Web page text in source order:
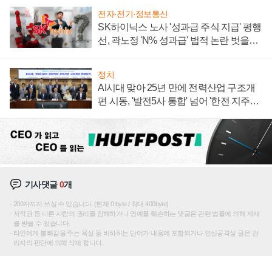
전자·전기·정보통신
SK하이닉스 노사 '성과급 주식 지급' 평행
선, 곽노정 'N% 성과급' 법적 논란 벗을지
정치
AI시대 맞아 25년 만에 전력산업 구조개
편 시동, '발전5사 통합' 넘어 '한전 지주사'
기사댓글0개
200자까지 쓰실 수 있습니다. (현재 0 byte / 최대 400byte)
저작권 등 다른 사람의 권리를 침해하거나 명예를 훼손하는 댓글은 관련 법률에 의해 제재
를 받을 수 있습니다.
타인에게 불쾌감을 주는 욕설 등 비하하는 단어가 내용에 포함되거나 인신공격성 글은 관
리자의 판단에 의해 삭제 합니다.